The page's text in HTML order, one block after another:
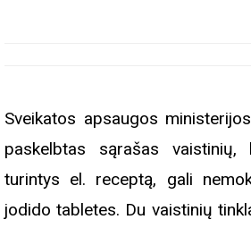
Sveikatos apsaugos
paskelbtas sąrašas vaistinių,
turintys el. receptą, gali
jodido tabletes. Du vaistinių